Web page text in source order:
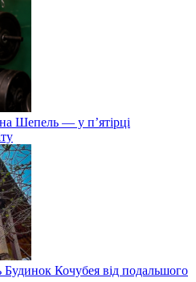
Шепель — у п’ятірці
Кочубея від подальшого